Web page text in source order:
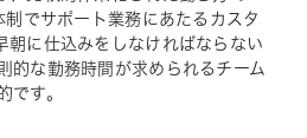
でサポート業務にあたるカスタ
朝に仕込みをしなければならない
的な勤務時間が求められるチーム
です。